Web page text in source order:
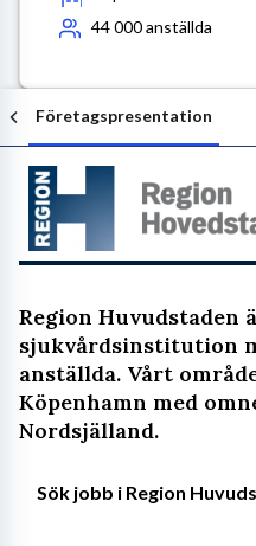
44 000anställda
Företagspresentation
Region Huvudstaden
sjukvårdsinstitution
anställda. Vårt
Köpenhamn med
Nordsjälland.
Sök jobb i Region